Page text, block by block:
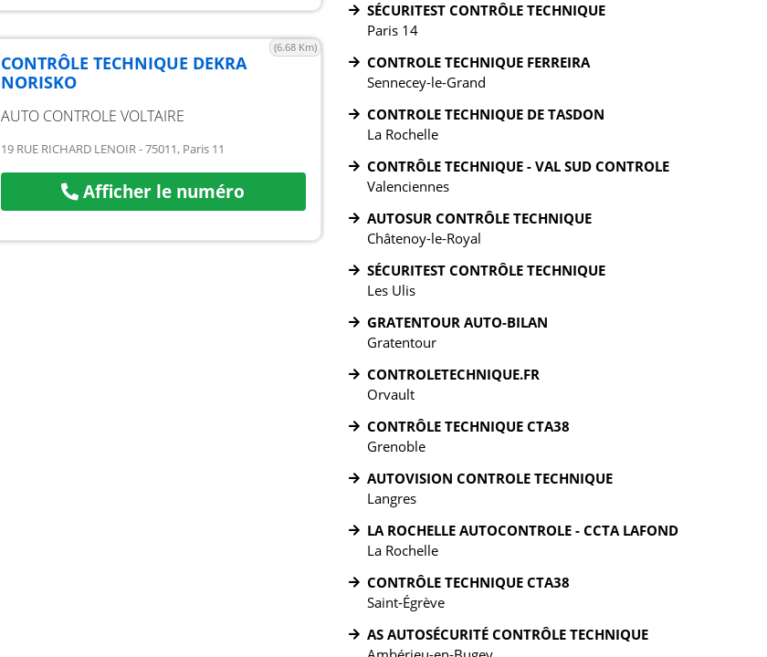
(6.68 Km)
CONTRÔLE TECHNIQUE DEKRA
NORISKO
AUTO CONTROLE VOLTAIRE
19 RUE RICHARD LENOIR - 75011, Paris 11
Afficher le numéro
SÉCURITEST CONTRÔLE TECHNIQUE
Paris 14
CONTROLE TECHNIQUE FERREIRA
Sennecey-le-Grand
CONTROLE TECHNIQUE DE TASDON
La Rochelle
CONTRÔLE TECHNIQUE - VAL SUD CONTROLE
Valenciennes
AUTOSUR CONTRÔLE TECHNIQUE
Châtenoy-le-Royal
SÉCURITEST CONTRÔLE TECHNIQUE
Les Ulis
GRATENTOUR AUTO-BILAN
Gratentour
CONTROLETECHNIQUE.FR
Orvault
CONTRÔLE TECHNIQUE CTA38
Grenoble
AUTOVISION CONTROLE TECHNIQUE
Langres
LA ROCHELLE AUTOCONTROLE - CCTA LAFOND
La Rochelle
CONTRÔLE TECHNIQUE CTA38
Saint-Égrève
AS AUTOSÉCURITÉ CONTRÔLE TECHNIQUE